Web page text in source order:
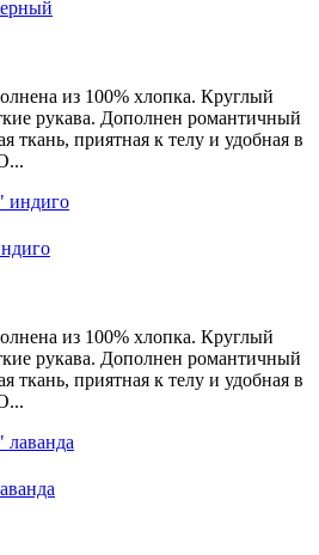
из 100% хлопка. Круглый
рукава. Дополнен романтичный
ткань, приятная к телу и удобная в
из 100% хлопка. Круглый
рукава. Дополнен романтичный
ткань, приятная к телу и удобная в